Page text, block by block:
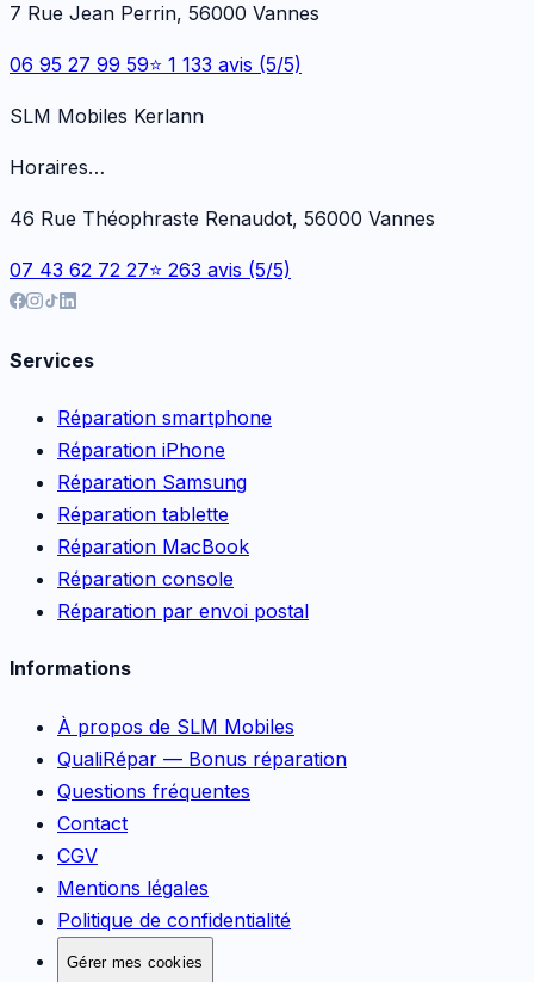
7 Rue Jean Perrin, 56000 Vannes
06 95 27 99 59⭐ 1 133 avis (5/5)
SLM Mobiles Kerlann
Horaires…
46 Rue Théophraste Renaudot, 56000 Vannes
07 43 62 72 27⭐ 263 avis (5/5)
Services
Réparation smartphone
Réparation iPhone
Réparation Samsung
Réparation tablette
Réparation MacBook
Réparation console
Réparation par envoi postal
Informations
À propos de SLM Mobiles
QualiRépar — Bonus réparation
Questions fréquentes
Contact
CGV
Mentions légales
Politique de confidentialité
Gérer mes cookies